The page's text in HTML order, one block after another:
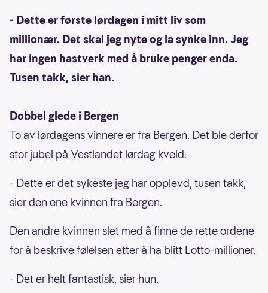
- Dette er første lørdagen i mitt liv som
millionær. Det skal jeg nyte og la synke inn. Jeg
har ingen hastverk med å bruke penger enda.
Tusen takk, sier han.
Dobbel glede i Bergen
To av lørdagens vinnere er fra Bergen. Det ble derfor
stor jubel på Vestlandet lørdag kveld.
- Dette er det sykeste jeg har opplevd, tusen takk,
sier den ene kvinnen fra Bergen.
Den andre kvinnen slet med å finne de rette ordene
for å beskrive følelsen etter å ha blitt Lotto-millioner.
- Det er helt fantastisk, sier hun.